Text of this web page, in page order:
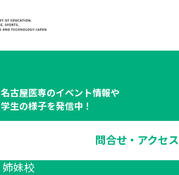
名古屋医専のイベント情報や
学生の様子を発信中！
問合せ・アクセス
姉妹校